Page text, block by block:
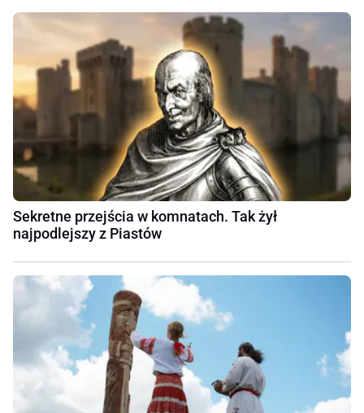
Sekretne przejścia w komnatach. Tak żył
najpodlejszy z Piastów